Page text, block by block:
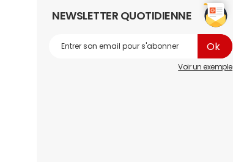
NEWSLETTER QUOTIDIENNE
Voir un exemple